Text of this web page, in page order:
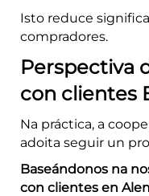
Isto reduce
compradores.
Perspectiva
con clientes
Na práctica, a
adoita seguir un
Baseándonos na
con clientes en